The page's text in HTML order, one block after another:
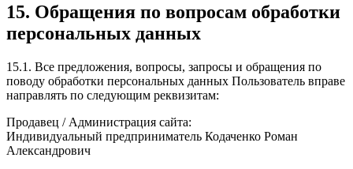
15. Обращения по вопросам обработки
персональных данных
15.1. Все предложения, вопросы, запросы и обращения по
поводу обработки персональных данных Пользователь вправе
направлять по следующим реквизитам:
Продавец / Администрация сайта:
Индивидуальный предприниматель Кодаченко Роман
Александрович